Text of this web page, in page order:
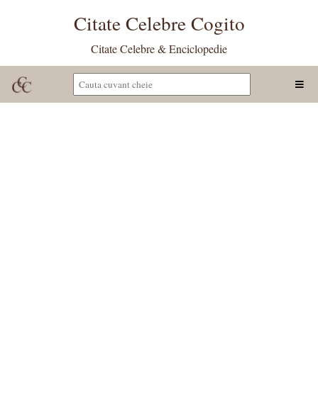
Citate Celebre Cogito
Citate Celebre & Enciclopedie